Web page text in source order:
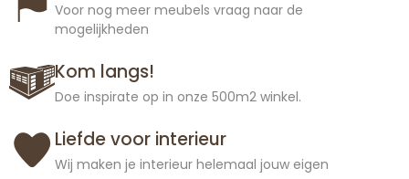
Voor nog meer meubels vraag naar de
mogelijkheden
Kom langs!
Doe inspirate op in onze 500m2 winkel.
Liefde voor interieur
Wij maken je interieur helemaal jouw eigen